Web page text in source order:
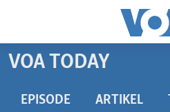
Akses
DUNIA
VOA TODAY
EPISODE ARTIKEL